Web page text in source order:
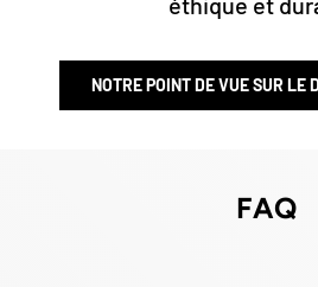
NOTRE POINT DE VUE SUR LE
FAQ